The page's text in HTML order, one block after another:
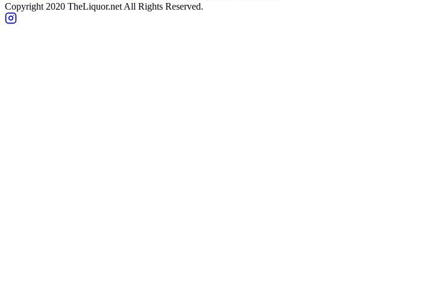
Copyright 2020 TheLiquor.net All Rights Reserved.